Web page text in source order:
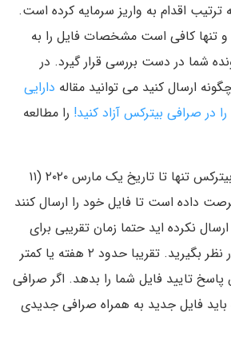
اقدام به واریز سرمایه کرده است.
و تنها کافی است مشخصات فایل را به
شما در دست بررسی قرار گیرد. در
ارسال کنید می توانید مقاله دارایی
در صرافی بیترکس آزاد کنید! را مطالعه
توجه داشته باشید که بیترکس تنها تا تاریخ یک مارس ۲۰۲۰ (۱۱
فرصت داده است تا فایل خود را ارسال کنند
نکرده اید حتما زمان تقریبی برای
بررسی پرونده خود را در نظر بگیرید. تقریبا حدود ۲ هفته یا کمتر
پاسخ تایید فایل شما را بدهد. اگر صرافی
باید فایل جدید به همراه صرافی جدیدی